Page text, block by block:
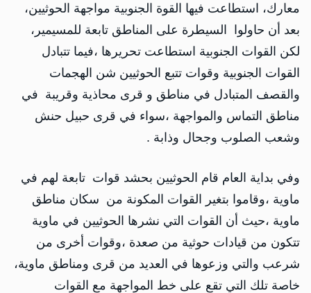
معارك، استطاعت فيها القوة الجنوبية مواجهة الحوثيين،
بعد أن حاولوا السيطرة على المناطق تابعة للمسيمير،
لكن القوات الجنوبية استطاعت تحريرها ،فيما تتبادل
القوات الجنوبية وقوات تتبع الحوثيين شن الهجمات
والقصف المتبادل في مناطق و قرى محاذية وقريبة في
مناطق التماس والمواجهة ،سواء في قرى حبيل حنش
وشعب الصلوب وجحال وذابة .
وفي بداية العام قام الحوثيين بحشد قوات تابعة لهم في
ماوية ،وقاموا بتغير القوات المكونة من سكان مناطق
ماوية ،حيث أن القوات التي نشرها الحوثيين في ماوية
تتكون من قيادات حوثية من صعدة ،وقوات أخرى من
شرعب والتي وزعوها في العديد من قرى ومناطق ماوية،
خاصة تلك التي تقع على خط المواجهة مع القوات